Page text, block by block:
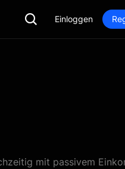
Einloggen
mit passivem